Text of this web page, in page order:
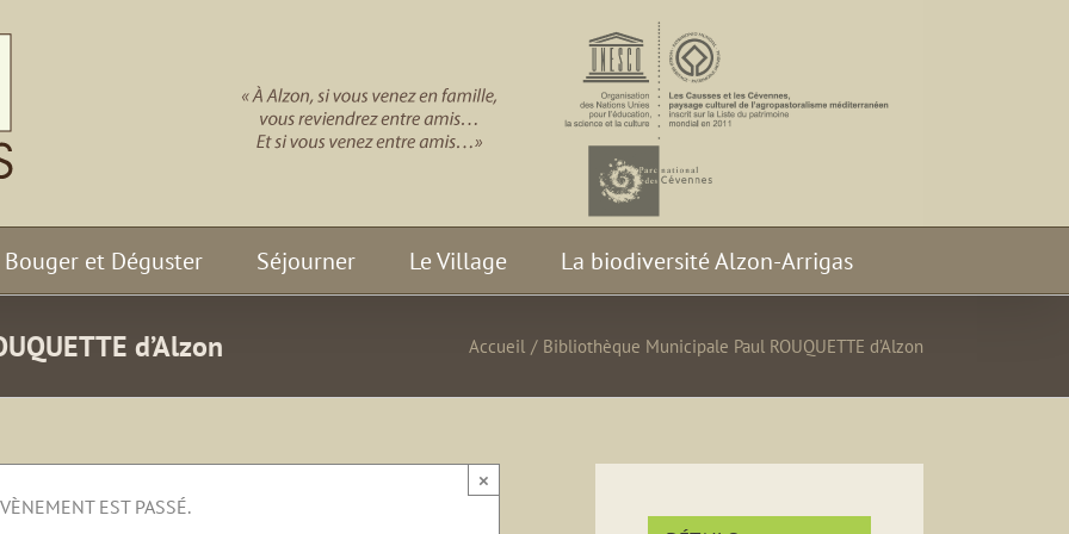
Bouger et Déguster Séjourner Le Village La biodiversité Alzon-Arrigas
d’Alzon Accueil / Bibliothèque Municipale Paul ROUQUETTE d’Alzon
×
EST PASSÉ.